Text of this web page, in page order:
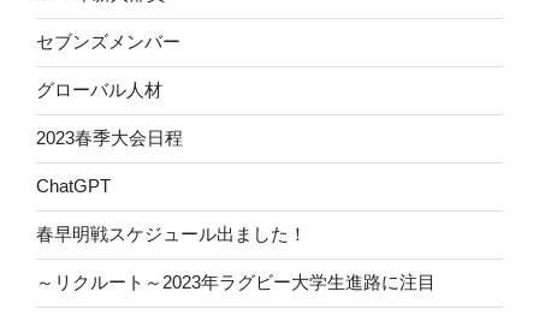
セブンズメンバー
グローバル人材
2023春季大会日程
ChatGPT
春早明戦スケジュール出ました！
～リクルート～2023年ラグビー大学生進路に注目